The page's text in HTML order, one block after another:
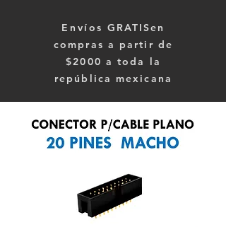
Envíos GRATISen
compras a partir de
$2000 a toda la
república mexicana